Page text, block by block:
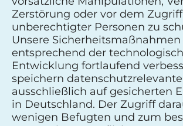
Zerstörung oder vor dem Zugriff
unberechtigter Personen zu
Unsere
entsprechend der
Entwicklung fortlaufend
speichern
ausschließlich auf gesicherten
in Deutschland. Der Zugriff
wenigen Befugten und zum